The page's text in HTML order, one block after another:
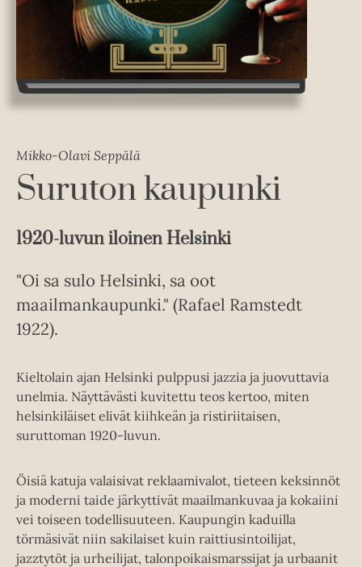
Mikko-Olavi Seppälä
Suruton kaupunki
1920-luvun iloinen Helsinki
"Oi sa sulo Helsinki, sa oot
maailmankaupunki." (Rafael Ramstedt
1922).
Kieltolain ajan Helsinki pulppusi jazzia ja juovuttavia
unelmia. Näyttävästi kuvitettu teos kertoo, miten
helsinkiläiset elivät kiihkeän ja ristiriitaisen,
suruttoman 1920-luvun.
Öisiä katuja valaisivat reklaamivalot, tieteen keksinnöt
ja moderni taide järkyttivät maailmankuvaa ja kokaiini
vei toiseen todellisuuteen. Kaupungin kaduilla
törmäsivät niin sakilaiset kuin raittiusintoilijat,
jazztytöt ja urheilijat, talonpoikaismarssijat ja urbaanit